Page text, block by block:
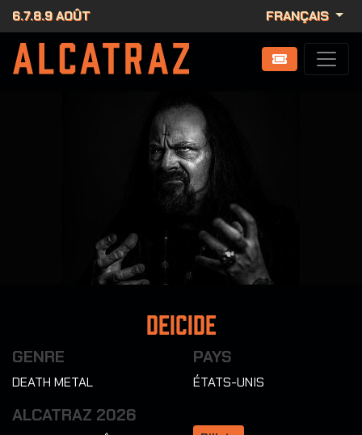
6.7.8.9 AOÛT FRANÇAIS
Deicide
GENRE
DEATH METAL
PAYS
ÉTATS-UNIS
ALCATRAZ 2026